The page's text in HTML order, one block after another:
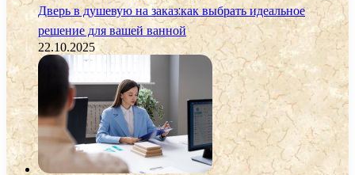
Дверь в душевую на заказ:как выбрать идеальное
решение для вашей ванной
22.10.2025